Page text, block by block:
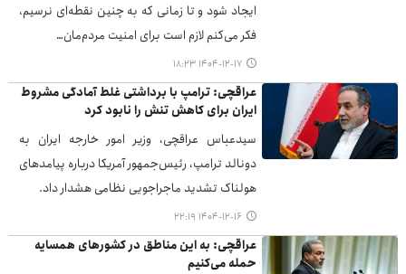
ایجاد شود و تا زمانی که به چنین نقطه‌ای نرسیم،
فکر می‌کنم لازم است برای امنیت مردم‌مان…
۱۴۰۴-۱۲-۱۷ ۱۸:۲۳
عراقچی: ترامپ با برداشتی غلط آمادگی مشروط
ایران برای کاهش تنش را نابود کرد
سیدعباس عراقچی، وزیر امور خارجه ایران به
دونالد ترامپ، رئیس‌جمهور آمریکا درباره پیامدهای
هولناک تشدید ماجراجویی نظامی هشدار داد.
۱۴۰۴-۱۲-۱۶ ۲۲:۱۹
عراقچی: به این مناطق در کشورهای همسایه
حمله می‌کنیم